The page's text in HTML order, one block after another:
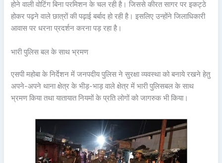
होने वाली वोटिंग बिना परमिशन के चल रही है। जिससे कीरत सागर पर इकट्ठे
होकर पढ़ने वाले छात्रों की पढ़ाई बर्बाद हो रही है। इसलिए उन्होंने जिलाधिकारी
आवास पर धरना प्रदर्शन करना पड़ रहा है।
भारी पुलिस बल के साथ भ्रमण
एसपी महोबा के निर्देशन में जनपदीय पुलिस ने सुरक्षा व्यवस्था को बनाये रखने हेतु
अपने-अपने थाना क्षेत्र के भीड़-भाड़ वाले क्षेत्र में भारी पुलिसबल के साथ
भ्रमण किया तथा यातायात नियमों के प्रति लोगों को जागरुक भी किया।